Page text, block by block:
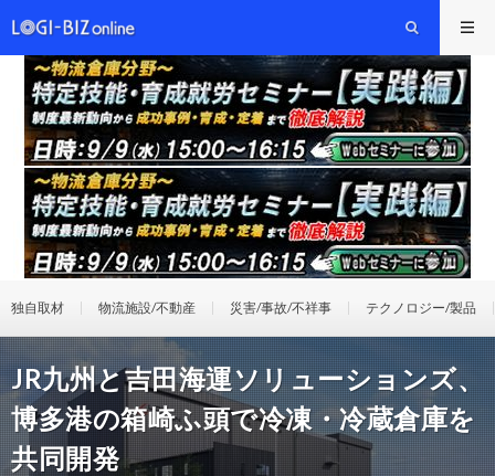
独自取材 物流施設/不動産 災害/事故/不祥事 テクノロジー/製品
JR九州と吉田海運ソリューションズ、
博多港の箱崎ふ頭で冷凍・冷蔵倉庫を
共同開発